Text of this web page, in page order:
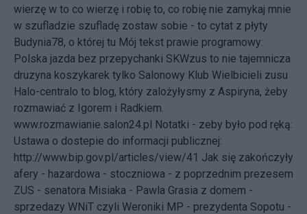
wierzę w to co wierzę i robię to, co robię nie zamykaj mnie
w szufladzie szufladę zostaw sobie - to cytat z płyty
Budynia78, o której tu Mój tekst prawie programowy:
Polska jazda bez przepychanki SKWzus to nie tajemnicza
druzyna koszykarek tylko Salonowy Klub Wielbicieli zusu
Halo-centralo to blog, który zalożyłysmy z Aspiryna, żeby
rozmawiać z Igorem i Radkiem.
www.rozmawianie.salon24.pl Notatki - zeby było pod ręką:
Ustawa o dostepie do informacji publicznej:
http://www.bip.gov.pl/articles/view/41 Jak się zakończyły
afery - hazardowa - stoczniowa - z poprzednim prezesem
ZUS - senatora Misiaka - Pawla Grasia z domem -
sprzedazy WNiT czyli Weroniki MP - prezydenta Sopotu -